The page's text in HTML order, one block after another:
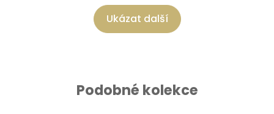
Ukázat další
Podobné kolekce